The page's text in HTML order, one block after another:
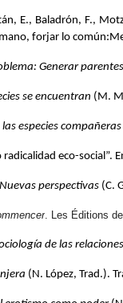
E., Baladrón, F.,
forjar lo
Generar
se encuentran (M.
especies compañeras
eco-social”.
perspectivas (C.
. Les Éditions
de las
(N. López, Trad.).